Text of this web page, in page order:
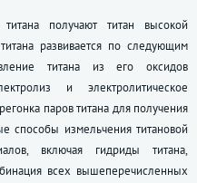
получают титан высокой
развивается по следующим
титана из его оксидов
и электролитическое
паров титана для получения
способы измельчения титановой
включая гидриды титана,
всех вышеперечисленных